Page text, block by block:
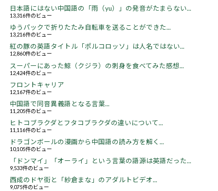
日本語にはない中国語の「雨（yu）」の発音がたまらない...
13,316件のビュー
ゆうパックで折りたたみ自転車を送ることができた...
13,216件のビュー
紅の豚の英語タイトル「ポルコロッソ」は人名ではない...
12,860件のビュー
スーパーにあった鯨（クジラ）の刺身を食べてみた感想...
12,424件のビュー
フロントキャリア
12,167件のビュー
中国語で同音異義語となる言葉...
11,205件のビュー
ヒトコブラクダとフタコブラクダの違いについて...
11,116件のビュー
ドラゴンボールの漫画から中国語の読み方を解く...
10,105件のビュー
「ドンマイ」「オーライ」という言葉の語源は英語だった...
9,533件のビュー
西成のドヤ街と「紗倉まな」のアダルトビデオ...
9,075件のビュー